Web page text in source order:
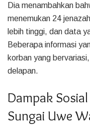
Dia menambahkan
menemukan 24
lebih tinggi, dan data
Beberapa informasi
korban yang
delapan.
Dampak
Sungai Uwe